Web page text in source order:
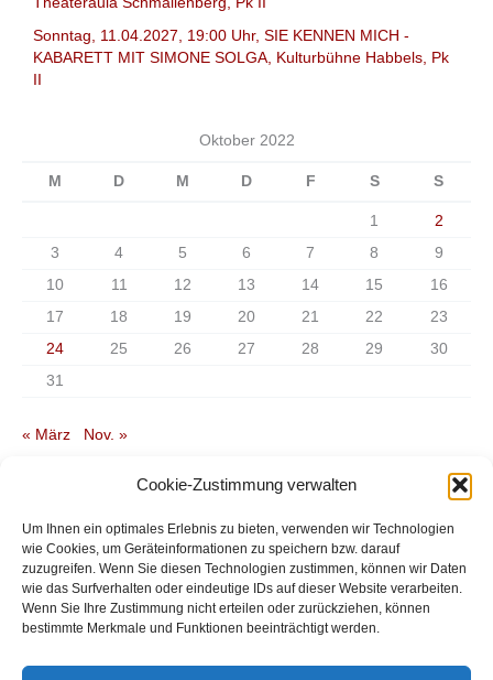
Cookie-Zustimmung verwalten
Um Ihnen ein optimales Erlebnis zu bieten, verwenden wir Technologien
wie Cookies, um Geräteinformationen zu speichern bzw. darauf
zuzugreifen. Wenn Sie diesen Technologien zustimmen, können wir Daten
wie das Surfverhalten oder eindeutige IDs auf dieser Website verarbeiten.
Wenn Sie Ihre Zustimmung nicht erteilen oder zurückziehen, können
bestimmte Merkmale und Funktionen beeinträchtigt werden.
Sonntag, 11.04.2027, 19:00 Uhr, SIE KENNEN MICH -
KABARETT MIT SIMONE SOLGA, Kulturbühne Habbels, Pk
Oktober 2022
M D M D F S S
1
2
3
4 5 6 7 8
9
10
11 12 13 14 15
16
17
18 19 20 21 22
23
24
25 26 27 28 29
30
31
« März Nov. »
Startseite
Allgemeine Geschäftsbedingungen
Versandkosten, Zahlungsweisen, Widerruf
Impressum